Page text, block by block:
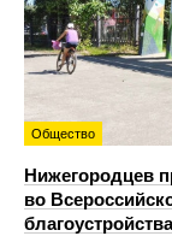
Общество
Нижегородцев
во